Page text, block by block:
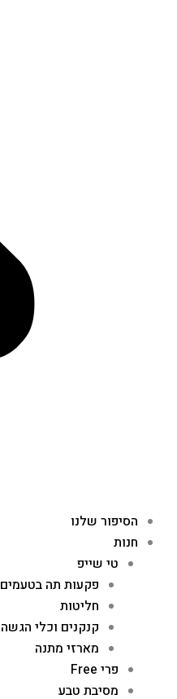
הסיפור שלנו
חנות
טי שייפ
פקעות תה בטעמים
חליטות
קנקנים וכלי הגשה
מארזי מתנה
פרי Free
מסיבת טבע